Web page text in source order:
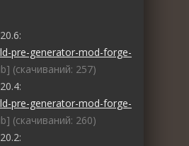
pre-generator-mod-forge-
(cкачиваний: 257)
pre-generator-mod-forge-
(cкачиваний: 260)